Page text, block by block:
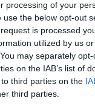
processing of your
the below opt-out
is processed
utilized by us
may separately
on the IAB’s list of
third parties on the
third parties.
Auto
ir riksmai:
išvydo kraupią